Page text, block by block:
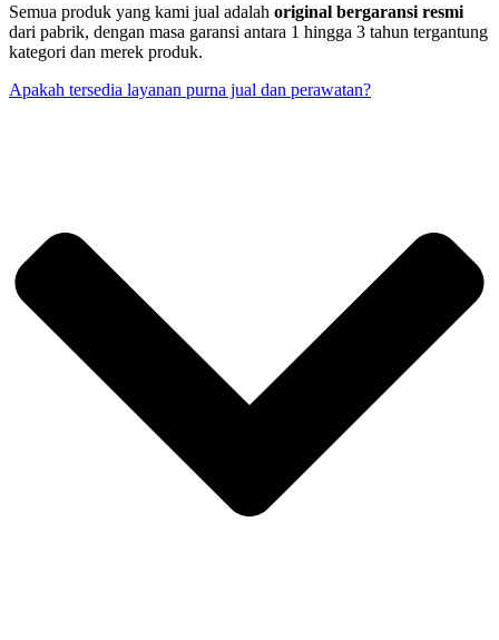
Semua produk yang kami jual adalah original bergaransi resmi
dari pabrik, dengan masa garansi antara 1 hingga 3 tahun tergantung
kategori dan merek produk.
Apakah tersedia layanan purna jual dan perawatan?